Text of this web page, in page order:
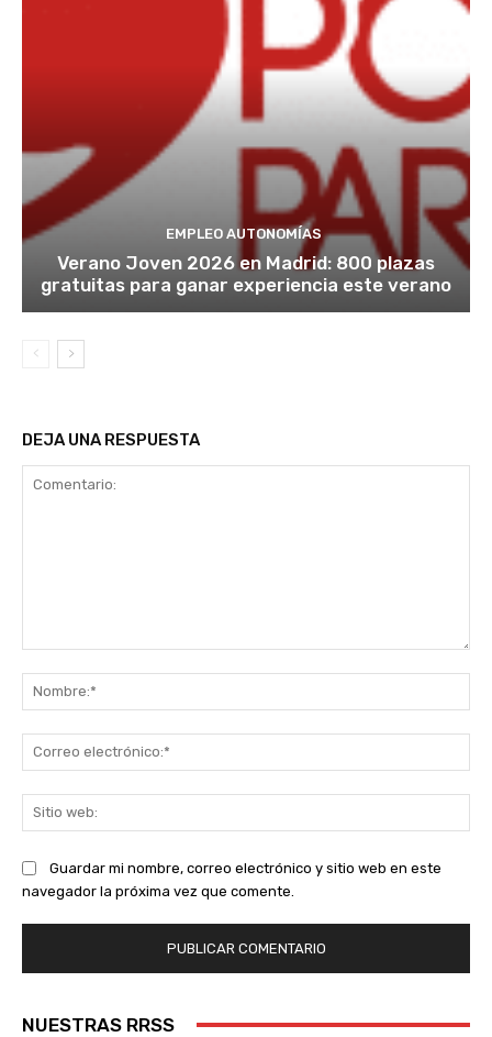
EMPLEO AUTONOMÍAS
Verano Joven 2026 en Madrid: 800 plazas
gratuitas para ganar experiencia este verano
DEJA UNA RESPUESTA
Guardar mi nombre, correo electrónico y sitio web en este
navegador la próxima vez que comente.
NUESTRAS RRSS